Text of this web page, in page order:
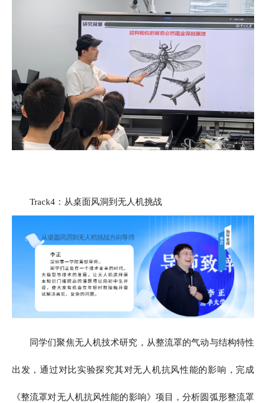
Track4：从桌面风洞到无人机挑战
同学们聚焦无人机技术研究，从整流罩的气动与结构特性
出发，通过对比实验探究其对无人机抗风性能的影响，完成
《整流罩对无人机抗风性能的影响》项目，分析圆弧形整流罩